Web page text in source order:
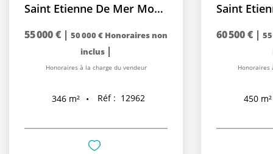
Saint Etienne De Mer Morte
55 000 € | 50 000 € Honoraires non
inclus |
Honoraires à la charge du vendeur
346 m² Réf : 12962
Saint
60 500 € |
Honoraires
450 m²